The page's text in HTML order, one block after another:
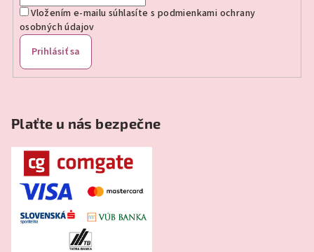
Vložením e-mailu súhlasíte s podmienkami ochrany
osobných údajov
Prihlásiť sa
Plaťte u nás bezpečne